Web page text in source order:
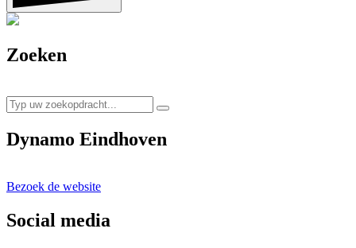
Zoeken
Dynamo Eindhoven
Bezoek de website
Social media